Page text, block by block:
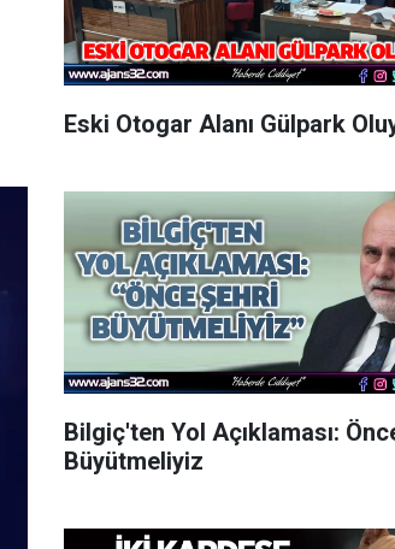
Eski Otogar Alanı Gülpark
Bilgiç'ten Yol Açıklaması:
Büyütmeliyiz